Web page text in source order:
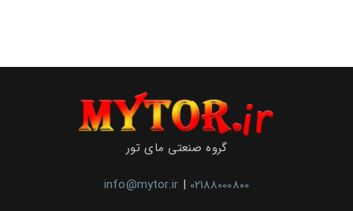
و
مارامو
در
نمایشگاه
بین‌المللی
گروه صنعتی مای تور
info@mytor.ir | 02188000800